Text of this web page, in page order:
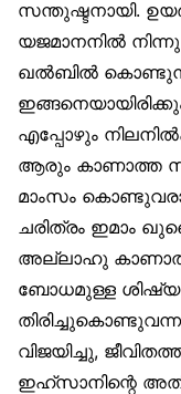
സന്തുഷ്ടനായി.
യജമാനനിൽ നിന്നു
ഖൽബിൽ
എപ്പോഴും
ആരും കാണാത്ത
മാംസം
ചരിത്രം ഇമാം
അല്ലാഹു
ബോധമുള്ള
വിജയിച്ചു,
ഇഹ്‌സാനിന്റെ